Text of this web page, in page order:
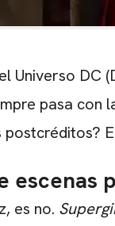
Universo DC
pasa con
postcréditos?
escenas
es no.